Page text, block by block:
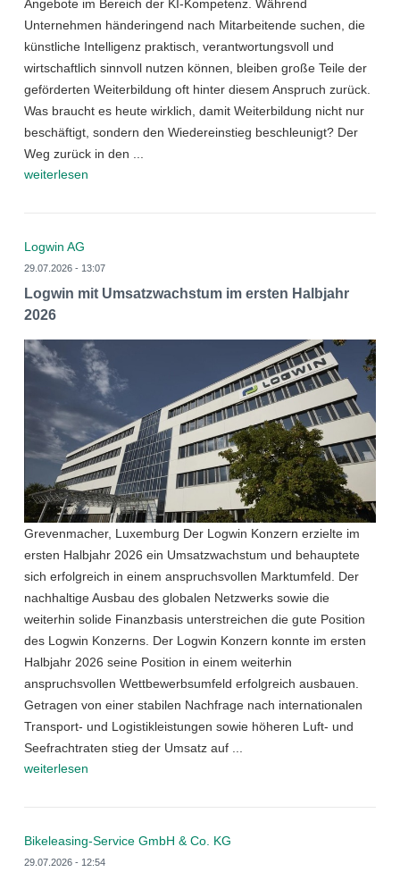
Angebote im Bereich der KI-Kompetenz. Während
Unternehmen händeringend nach Mitarbeitende suchen, die
künstliche Intelligenz praktisch, verantwortungsvoll und
wirtschaftlich sinnvoll nutzen können, bleiben große Teile der
geförderten Weiterbildung oft hinter diesem Anspruch zurück.
Was braucht es heute wirklich, damit Weiterbildung nicht nur
beschäftigt, sondern den Wiedereinstieg beschleunigt? Der
Weg zurück in den ...
weiterlesen
Logwin AG
29.07.2026 - 13:07
Logwin mit Umsatzwachstum im ersten Halbjahr
2026
Grevenmacher, Luxemburg Der Logwin Konzern erzielte im
ersten Halbjahr 2026 ein Umsatzwachstum und behauptete
sich erfolgreich in einem anspruchsvollen Marktumfeld. Der
nachhaltige Ausbau des globalen Netzwerks sowie die
weiterhin solide Finanzbasis unterstreichen die gute Position
des Logwin Konzerns. Der Logwin Konzern konnte im ersten
Halbjahr 2026 seine Position in einem weiterhin
anspruchsvollen Wettbewerbsumfeld erfolgreich ausbauen.
Getragen von einer stabilen Nachfrage nach internationalen
Transport- und Logistikleistungen sowie höheren Luft- und
Seefrachtraten stieg der Umsatz auf ...
weiterlesen
Bikeleasing-Service GmbH & Co. KG
29.07.2026 - 12:54